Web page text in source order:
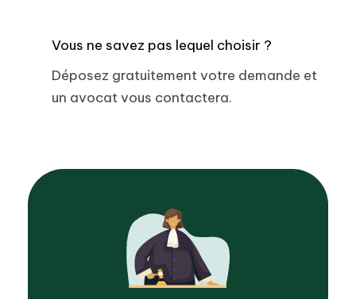
Vous ne savez pas lequel choisir ?
Déposez gratuitement votre demande et
un avocat vous contactera.